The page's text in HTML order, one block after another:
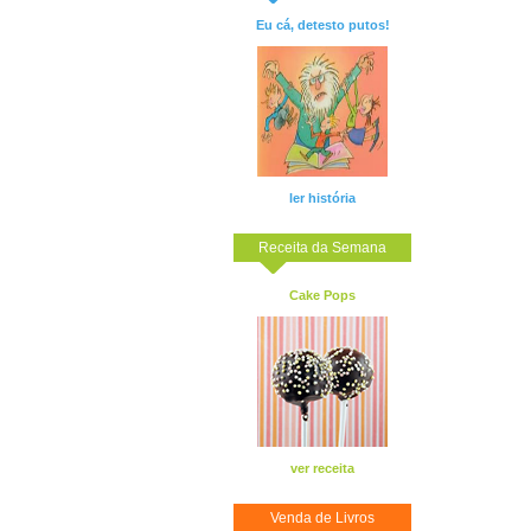
Eu cá, detesto putos!
ler história
Receita da Semana
Cake Pops
ver receita
Venda de Livros